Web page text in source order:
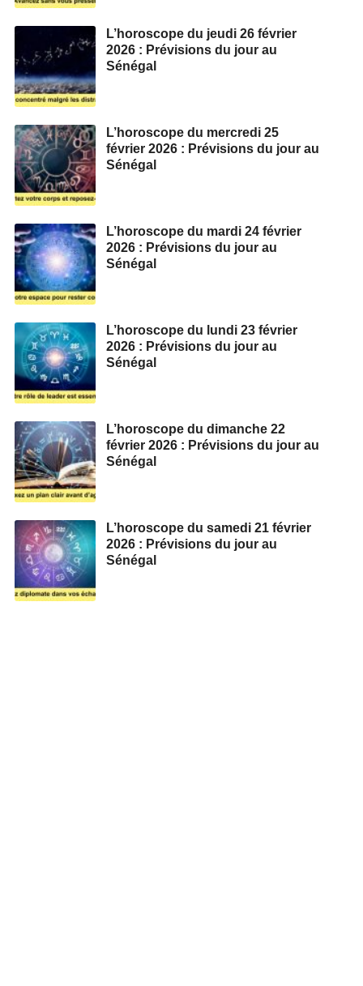
L’horoscope du jeudi 26 février
2026 : Prévisions du jour au
Sénégal
L’horoscope du mercredi 25
février 2026 : Prévisions du jour au
Sénégal
L’horoscope du mardi 24 février
2026 : Prévisions du jour au
Sénégal
L’horoscope du lundi 23 février
2026 : Prévisions du jour au
Sénégal
L’horoscope du dimanche 22
février 2026 : Prévisions du jour au
Sénégal
L’horoscope du samedi 21 février
2026 : Prévisions du jour au
Sénégal